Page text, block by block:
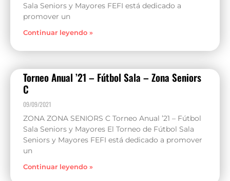
Sala Seniors y Mayores FEFI está dedicado a
promover un
Continuar leyendo »
Torneo Anual ’21 – Fútbol Sala – Zona Seniors
C
09/09/2021
ZONA ZONA SENIORS C Torneo Anual ’21 – Fútbol
Sala Seniors y Mayores El Torneo de Fútbol Sala
Seniors y Mayores FEFI está dedicado a promover
un
Continuar leyendo »